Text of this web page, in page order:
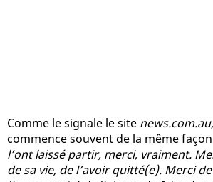
Comme le signale le site news.com.au
commence souvent de la même
l’ont laissé partir, merci, vraiment.
de sa vie, de l’avoir quitté(e). Merci